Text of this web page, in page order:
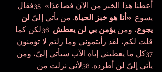
أعطنا هذا الخبز من الآن فصاعدًا». 35فقال
يسوع: «أنا هو خبز الحياة. من يأتي إليّ لن
يجوع، ومن يؤمن بي لن يعطش.
36لكن كما
قلت لكم، لقد رأيتموني وما زلتم لا تؤمنون.
37كل ما يعطيني إياه الآب سيأتي إليّ، ومن
يأتي إليّ لن أطرده. 38لأني نزلت من